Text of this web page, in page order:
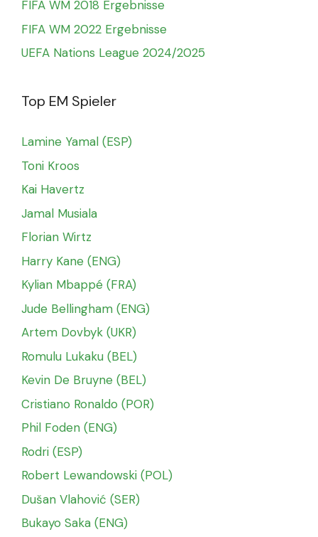
FIFA WM 2018 Ergebnisse
FIFA WM 2022 Ergebnisse
UEFA Nations League 2024/2025
Top EM Spieler
Lamine Yamal (ESP)
Toni Kroos
Kai Havertz
Jamal Musiala
Florian Wirtz
Harry Kane (ENG)
Kylian Mbappé (FRA)
Jude Bellingham (ENG)
Artem Dovbyk (UKR)
Romulu Lukaku (BEL)
Kevin De Bruyne (BEL)
Cristiano Ronaldo (POR)
Phil Foden (ENG)
Rodri (ESP)
Robert Lewandowski (POL)
Dušan Vlahović (SER)
Bukayo Saka (ENG)